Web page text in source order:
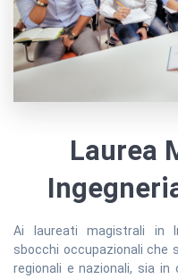
Laurea
Ai laureati magistrali in
sbocchi occupazionali che
regionali e nazionali, sia